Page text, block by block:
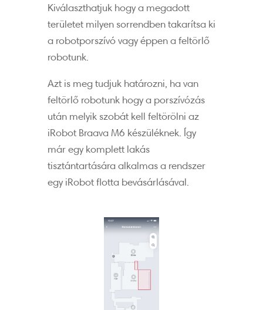
Kiválaszthatjuk hogy a megadott
területet milyen sorrendben takarítsa ki
a robotporszívó vagy éppen a feltörlő
robotunk.
Azt is meg tudjuk határozni, ha van
feltörlő robotunk hogy a porszívózás
után melyik szobát kell feltörölni az
iRobot Braava M6 készüléknek. Így
már egy komplett lakás
tisztántartására alkalmas a rendszer
egy iRobot flotta bevásárlásával.